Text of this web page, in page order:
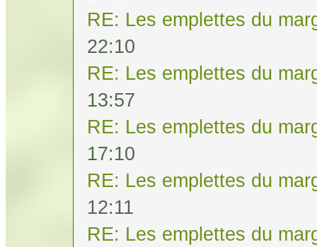
RE: Les emplettes du
22:10
RE: Les emplettes du
13:57
RE: Les emplettes du
17:10
RE: Les emplettes du
12:11
RE: Les emplettes du